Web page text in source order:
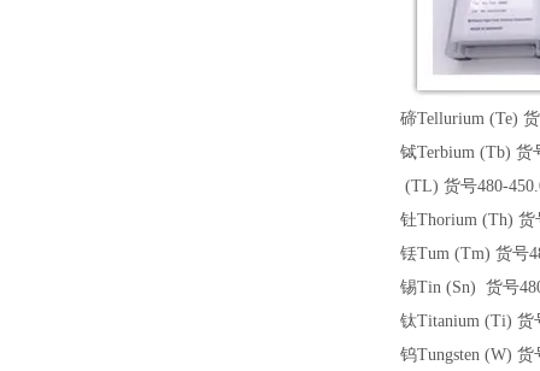
碲Tellurium (Te)
铽Terbium (Tb)货
(TL)货号480-
钍Thorium (Th)货
铥Tum (Tm)货号
锡Tin (Sn)货号
钛Titanium (Ti)货
钨Tungsten (W)货